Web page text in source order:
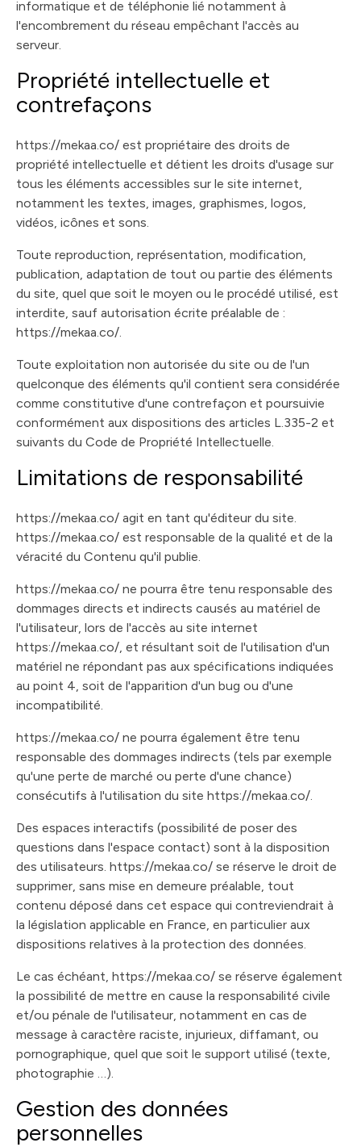
informatique et de téléphonie lié notamment à
l'encombrement du réseau empêchant l'accès au
serveur.
Propriété intellectuelle et
contrefaçons
https://mekaa.co/ est propriétaire des droits de
propriété intellectuelle et détient les droits d'usage sur
tous les éléments accessibles sur le site internet,
notamment les textes, images, graphismes, logos,
vidéos, icônes et sons.
Toute reproduction, représentation, modification,
publication, adaptation de tout ou partie des éléments
du site, quel que soit le moyen ou le procédé utilisé, est
interdite, sauf autorisation écrite préalable de :
https://mekaa.co/.
Toute exploitation non autorisée du site ou de l'un
quelconque des éléments qu'il contient sera considérée
comme constitutive d'une contrefaçon et poursuivie
conformément aux dispositions des articles L.335-2 et
suivants du Code de Propriété Intellectuelle.
Limitations de responsabilité
https://mekaa.co/ agit en tant qu'éditeur du site.
https://mekaa.co/ est responsable de la qualité et de la
véracité du Contenu qu'il publie.
https://mekaa.co/ ne pourra être tenu responsable des
dommages directs et indirects causés au matériel de
l'utilisateur, lors de l'accès au site internet
https://mekaa.co/, et résultant soit de l'utilisation d'un
matériel ne répondant pas aux spécifications indiquées
au point 4, soit de l'apparition d'un bug ou d'une
incompatibilité.
https://mekaa.co/ ne pourra également être tenu
responsable des dommages indirects (tels par exemple
qu'une perte de marché ou perte d'une chance)
consécutifs à l'utilisation du site https://mekaa.co/.
Des espaces interactifs (possibilité de poser des
questions dans l'espace contact) sont à la disposition
des utilisateurs. https://mekaa.co/ se réserve le droit de
supprimer, sans mise en demeure préalable, tout
contenu déposé dans cet espace qui contreviendrait à
la législation applicable en France, en particulier aux
dispositions relatives à la protection des données.
Le cas échéant, https://mekaa.co/ se réserve également
la possibilité de mettre en cause la responsabilité civile
et/ou pénale de l'utilisateur, notamment en cas de
message à caractère raciste, injurieux, diffamant, ou
pornographique, quel que soit le support utilisé (texte,
photographie …).
Gestion des données
personnelles